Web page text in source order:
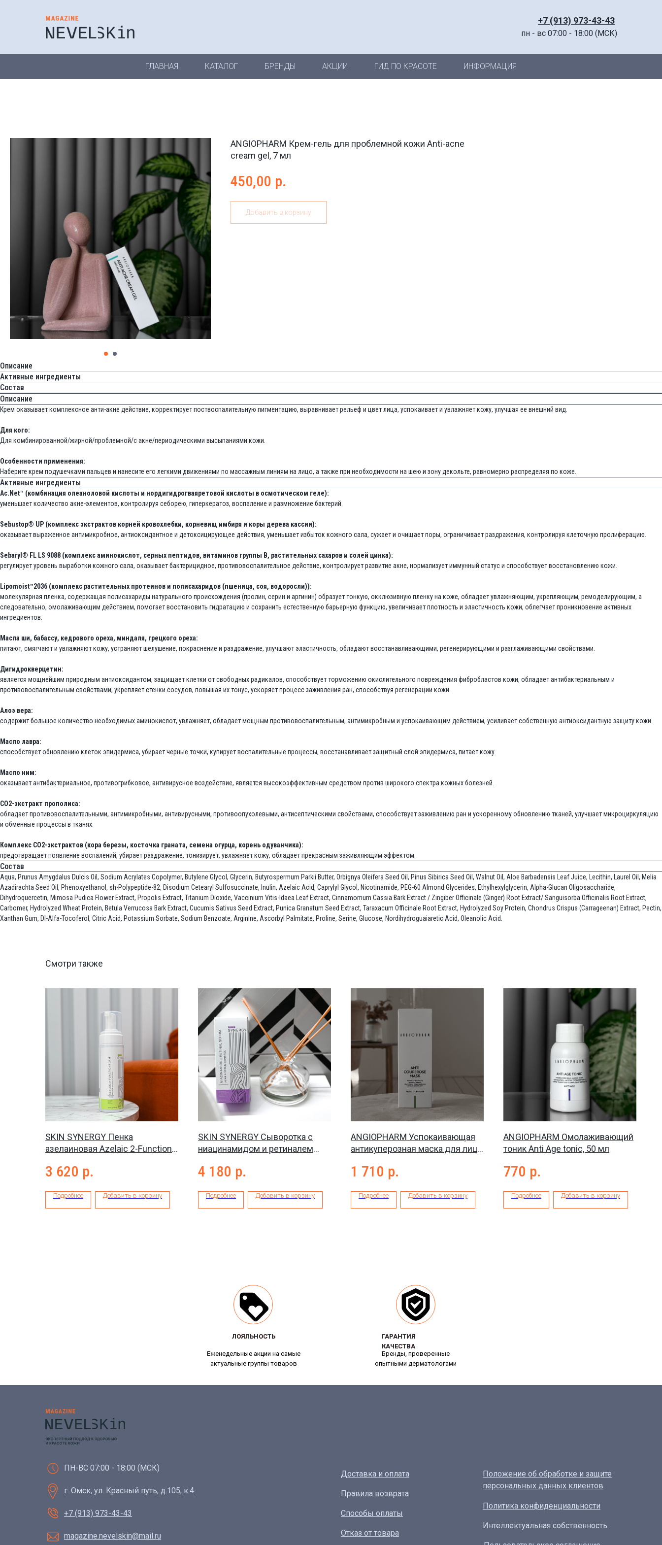
+7 (913) 973-43-43
пн - вс 07:00 - 18:00 (МСК)
ГЛАВНАЯ КАТАЛОГ БРЕНДЫ АКЦИИ ГИД ПО КРАСОТЕ ИНФОРМАЦИЯ
ANGIOPHARM Крем-гель для проблемной кожи Anti-acne
cream gel, 7 мл
450,00 р.
Добавить в корзину
Описание
Активные ингредиенты
Состав
Описание
Крем оказывает комплексное анти-акне действие, корректирует поствоспалительную пигментацию, выравнивает рельеф и цвет лица, успокаивает и увлажняет кожу, улучшая ее внешний вид.
Для кого:
Для комбинированной/жирной/проблемной/с акне/периодическими высыпаниями кожи.
Особенности применения:
Наберите крем подушечками пальцев и нанесите его легкими движениями по массажным линиям на лицо, а также при необходимости на шею и зону декольте, равномерно распределяя по коже.
Активные ингредиенты
Ac.Net™ (комбинация олеаноловой кислоты и нордигидрогваяретовой кислоты в осмотическом геле):
уменьшает количество акне-элементов, контролируя себорею, гиперкератоз, воспаление и размножение бактерий.
Sebustop® UP (комплекс экстрактов корней кровохлебки, корневищ имбиря и коры дерева кассии):
оказывает выраженное антимикробное, антиоксидантное и детоксицирующее действия, уменьшает избыток кожного сала, сужает и очищает поры, ограничивает раздражения, контролируя клеточную пролиферацию.
Sebaryl® FL LS 9088 (комплекс аминокислот, серных пептидов, витаминов группы B, растительных сахаров и солей цинка):
регулирует уровень выработки кожного сала, оказывает бактерицидное, противовоспалительное действие, контролирует развитие акне, нормализует иммунный статус и способствует восстановлению кожи.
Lipomoist™2036 (комплекс растительных протеинов и полисахаридов (пшеница, соя, водоросли)):
молекулярная пленка, содержащая полисахариды натурального происхождения (пролин, серин и аргинин) образует тонкую, окклюзивную пленку на коже, обладает увлажняющим, укрепляющим, ремоделирующим, а
следовательно, омолаживающим действием, помогает восстановить гидратацию и сохранить естественную барьерную функцию, увеличивает плотность и эластичность кожи, облегчает проникновение активных
ингредиентов.
Масла ши, бабассу, кедрового ореха, миндаля, грецкого ореха:
питают, смягчают и увлажняют кожу, устраняют шелушение, покраснение и раздражение, улучшают эластичность, обладают восстанавливающими, регенерирующими и разглаживающими свойствами.
Дигидрокверцетин:
является мощнейшим природным антиоксидантом, защищает клетки от свободных радикалов, способствует торможению окислительного повреждения фибробластов кожи, обладает антибактериальным и
противовоспалительным свойствами, укрепляет стенки сосудов, повышая их тонус, ускоряет процесс заживления ран, способствуя регенерации кожи.
Алоэ вера:
содержит большое количество необходимых аминокислот, увлажняет, обладает мощным противовоспалительным, антимикробным и успокаивающим действием, усиливает собственную антиоксидантную защиту кожи.
Масло лавра:
способствует обновлению клеток эпидермиса, убирает черные точки, купирует воспалительные процессы, восстанавливает защитный слой эпидермиса, питает кожу.
Масло ним:
оказывает антибактериальное, противогрибковое, антивирусное воздействие, является высокоэффективным средством против широкого спектра кожных болезней.
CO2-экстракт прополиса:
обладает противовоспалительными, антимикробными, антивирусными, противоопухолевыми, антисептическими свойствами, способствует заживлению ран и ускоренному обновлению тканей, улучшает микроциркуляцию
и обменные процессы в тканях.
Комплекс СО2-экстрактов (кора березы, косточка граната, семена огурца, корень одуванчика):
предотвращает появление воспалений, убирает раздражение, тонизирует, увлажняет кожу, обладает прекрасным заживляющим эффектом.
Состав
Aqua, Prunus Amygdalus Dulcis Oil, Sodium Acrylates Copolymer, Butylene Glycol, Glycerin, Butyrospermum Parkii Butter, Orbignya Oleifera Seed Oil, Pinus Sibirica Seed Oil, Walnut Oil, Aloe Barbadensis Leaf Juice, Lecithin, Laurel Oil, Melia
Azadirachta Seed Oil, Phenoxyethanol, sh-Polypeptide-82, Disodium Cetearyl Sulfosuccinate, Inulin, Azelaic Acid, Caprylyl Glycol, Nicotinamide, PEG-60 Almond Glycerides, Ethylhexylglycerin, Alpha-Glucan Oligosaccharide,
Dihydroquercetin, Mimosa Pudica Flower Extract, Propolis Extract, Titanium Dioxide, Vaccinium Vitis-Idaea Leaf Extract, Cinnamomum Cassia Bark Extract / Zingiber Officinale (Ginger) Root Extract/ Sanguisorba Officinalis Root Extract,
Carbomer, Hydrolyzed Wheat Protein, Betula Verrucosa Bark Extract, Cucumis Sativus Seed Extract, Punica Granatum Seed Extract, Taraxacum Officinale Root Extract, Hydrolyzed Soy Protein, Chondrus Crispus (Carrageenan) Extract, Pectin,
Xanthan Gum, Dl-Alfa-Tocoferol, Citric Acid, Potassium Sorbate, Sodium Benzoate, Arginine, Ascorbyl Palmitate, Proline, Serine, Glucose, Nordihydroguaiaretic Acid, Oleanolic Acid.
Смотри также
SKIN SYNERGY Пенка
азелаиновая Azelaic 2-Function
3 620 р.
Подробнее Добавить в корзину
SKIN SYNERGY Сыворотка с
ниацинамидом и ретиналем
мл
4 180 р.
Подробнее Добавить в корзину
ANGIOPHARM Успокаивающая
антикуперозная маска для лица
1 710 р.
Подробнее Добавить в корзину
ANGIOPHARM Омолаживающий
тоник Anti Age tonic, 50 мл
770 р.
Подробнее Добавить в корзину
Еженедельные акции на самые
актуальные группы товаров
ЛОЯЛЬНОСТЬ
ЛОЯЛЬНОСТЬ
Бренды, проверенные
опытными дерматологами
ГАРАНТИЯ
КАЧЕСТВА
ГАРАНТИЯ
КАЧЕСТВА
г. Омск, ул. Красный путь, д.105, к.4
+7 (913) 973-43-43
magazine.nevelskin@mail.ru
Политика конфиденциальности
Отказ от товара
Способы оплаты
Положение об обработке и защите
персональных данных клиентов
Интеллектуальная собственность
Доставка и оплата
Правила возврата
ПН-ВС 07:00 - 18:00 (МСК)